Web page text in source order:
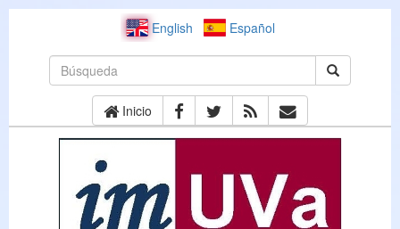
English Español
Inicio